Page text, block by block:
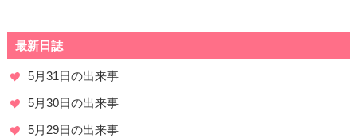
最新日誌
5月31日の出来事
5月30日の出来事
5月29日の出来事